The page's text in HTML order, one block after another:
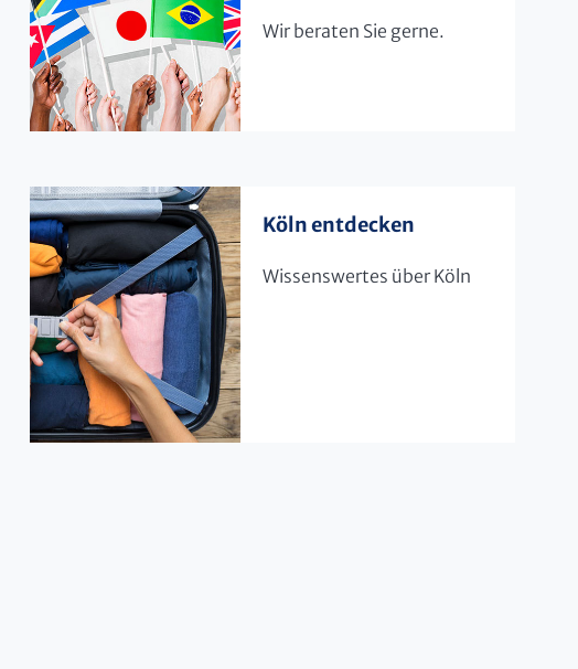
Wir beraten Sie gerne.
Köln entdecken
Wissenswertes über Köln